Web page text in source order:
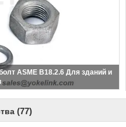
тяжелый гексаровый горячо
A449
(77)